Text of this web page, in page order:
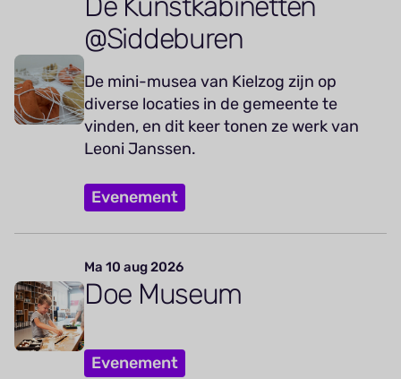
@Siddeburen
De mini-musea van Kielzog zijn op
diverse locaties in de gemeente te
vinden, en dit keer tonen ze werk van
Leoni Janssen.
Evenement
Ma 10 aug 2026
Doe Museum
Evenement